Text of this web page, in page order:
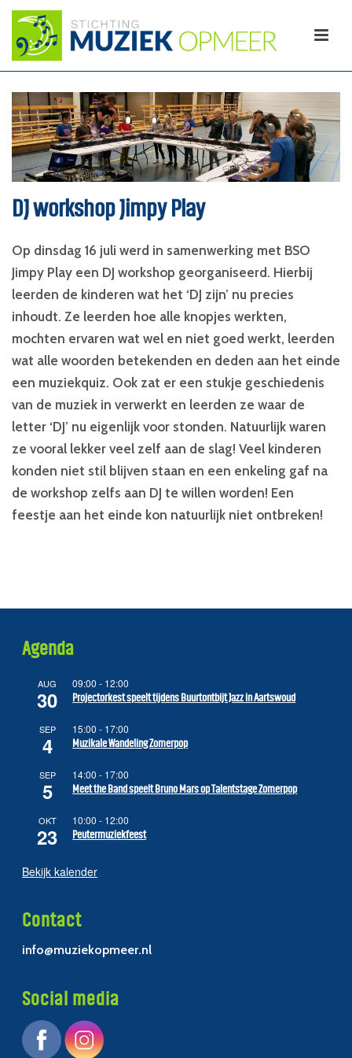
DJ workshop Jimpy Play
Op dinsdag 16 juli werd in samenwerking met BSO
Jimpy Play een DJ workshop georganiseerd. Hierbij
leerden de kinderen wat het ‘DJ zijn’ nu precies
inhoudt. Ze leerden hoe alle knopjes werkten,
mochten ervaren wat wel en niet goed werkt, leerden
wat alle woorden betekenden en deden aan het einde
een muziekquiz. Ook zat er een stukje geschiedenis
van de muziek in verwerkt en leerden ze waar de
letter ‘DJ’ nu eigenlijk voor stonden. Natuurlijk waren
ze vooral lekker veel zelf aan de slag! Veel kinderen
konden niet stil blijven staan en een enkeling gaf na
de workshop zelfs aan DJ te willen worden! Een
feestje aan het einde kon natuurlijk niet ontbreken!
Agenda
AUG
30
09:00 - 12:00
Projectorkest speelt tijdens Buurtontbijt Jazz in Aartswoud
SEP
4
15:00 - 17:00
Muzikale Wandeling Zomerpop
SEP
5
14:00 - 17:00
Meet the Band speelt Bruno Mars op Talentstage Zomerpop
OKT
23
10:00 - 12:00
Peutermuziekfeest
Bekijk kalender
Contact
info@muziekopmeer.nl
Social media